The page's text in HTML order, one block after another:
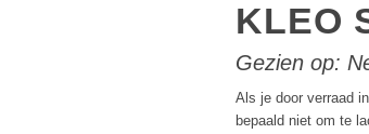
KLEO
Gezien op:
Als je door verraad
bepaald niet om te